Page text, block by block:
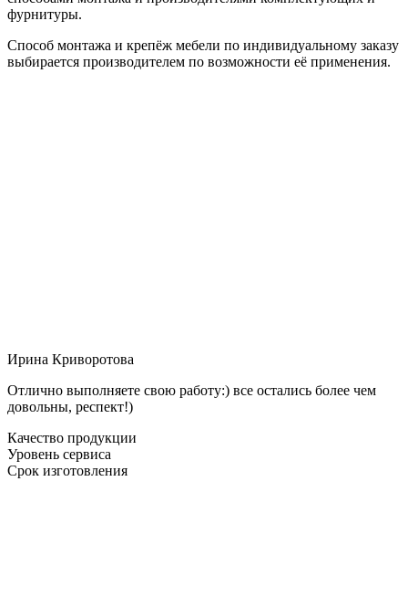
фурнитуры.
Способ монтажа и крепёж мебели по индивидуальному заказу
выбирается производителем по возможности её применения.
Ирина Криворотова
Отлично выполняете свою работу:) все остались более чем
довольны, респект!)
Качество продукции
Уровень сервиса
Срок изготовления